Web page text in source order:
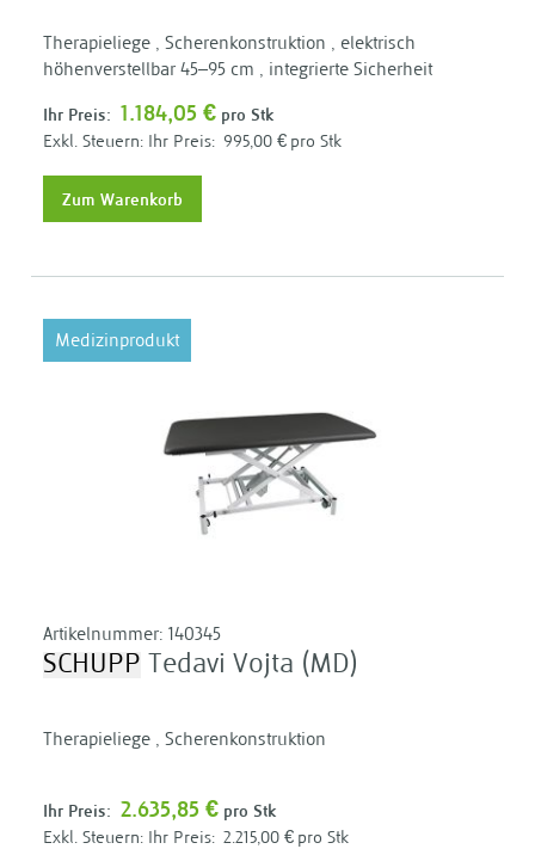
Therapieliege , Scherenkonstruktion , elektrisch
höhenverstellbar 45–95 cm , integrierte Sicherheit
Ihr Preis: 1.184,05 € pro Stk
Ihr Preis: 995,00 € pro Stk
Zum Warenkorb
Medizinprodukt
Artikelnummer: 140345
SCHUPP Tedavi Vojta (MD)
Therapieliege , Scherenkonstruktion
Ihr Preis: 2.635,85 € pro Stk
Ihr Preis: 2.215,00 € pro Stk